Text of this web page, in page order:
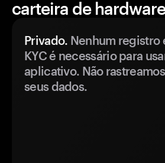
carteira de hardware
Privado. Nenhum registro
KYC é necessário para
aplicativo. Não rastreamos
seus dados.